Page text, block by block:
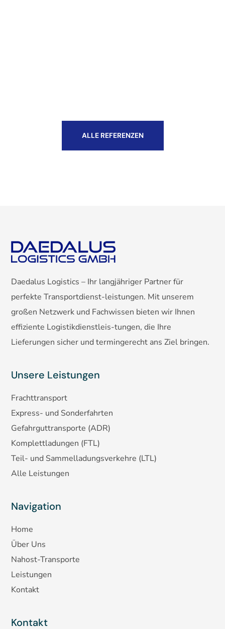
ALLE REFERENZEN
Daedalus Logistics – Ihr langjähriger Partner für
perfekte Transportdienst-leistungen. Mit unserem
großen Netzwerk und Fachwissen bieten wir Ihnen
effiziente Logistikdienstleis-tungen, die Ihre
Lieferungen sicher und termingerecht ans Ziel bringen.
Unsere Leistungen
Frachttransport
Express- und Sonderfahrten
Gefahrguttransporte (ADR)
Komplettladungen (FTL)
Teil- und Sammelladungsverkehre (LTL)
Alle Leistungen
Navigation
Home
Über Uns
Nahost-Transporte
Leistungen
Kontakt
Kontakt